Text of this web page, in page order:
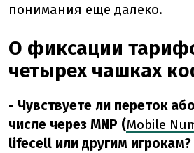
понимания еще далеко.
О фиксации
четырех чашках
- Чувствуете ли переток
числе через MNP (Mobile
lifecell или другим игрокам?